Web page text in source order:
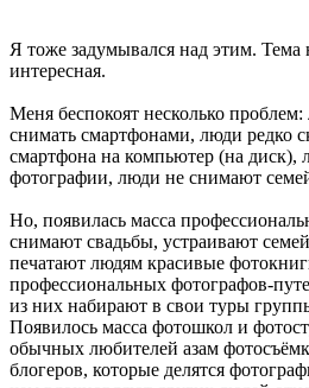
Я тоже задумывался над этим. Тема
интересная.
Меня беспокоят несколько
снимать смартфонами, люди редко
смартфона на компьютер (на диск),
фотографии, люди не снимают
Но, появилась масса
снимают свадьбы, устраивают
печатают людям красивые
профессиональных фотографов-
из них набирают в свои туры
Появилось масса фотошкол и
обычных любителей азам
блогеров, которые делятся